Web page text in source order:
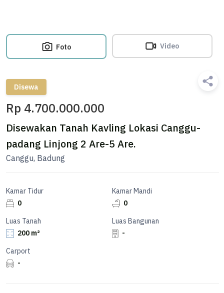
Foto Video
Disewa
Rp 4.700.000.000
Disewakan Tanah Kavling Lokasi Canggu-
padang Linjong 2 Are-5 Are.
Canggu, Badung
Kamar Tidur
0
Kamar Mandi
0
Luas Tanah
200 m²
Luas Bangunan
-
Carport
-